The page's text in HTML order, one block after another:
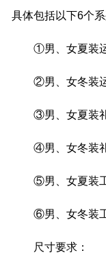
具体包括以下6个系
①男、女夏装
②男、女冬装
③男、女夏装
④男、女冬装
⑤男、女夏装
⑥男、女冬装
尺寸要求：